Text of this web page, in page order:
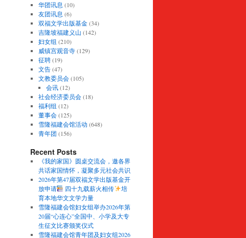
华团讯息 (10)
友团讯息 (6)
双福文学出版基金(34)
吉隆坡福建义山 (142)
妇女组 (210)
威镇宫观音寺(129)
征聘(19)
文告(47)
文教委员会(105)
会讯(12)
社会经济委员会(18)
福利组 (12)
董事会(125)
雪隆福建会馆活动 (648)
青年团 (156)
Recent Posts
《我的家国》圆桌交流会，邀各界
共话家国情怀，凝聚多元社会共识
2026年第47届双福文学出版基金开
放申请
四十九载薪火相传
培
育本地华文文学力量
雪隆福建会馆妇女组举办2026年第
20届“心连心”全国中、小学及大专
生征文比赛颁奖仪式
雪隆福建会馆青年团及妇女组2026